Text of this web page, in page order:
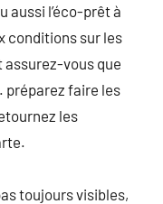
aussi l’éco-prêt à
conditions sur les
vous que
préparez faire les
les
toujours visibles,